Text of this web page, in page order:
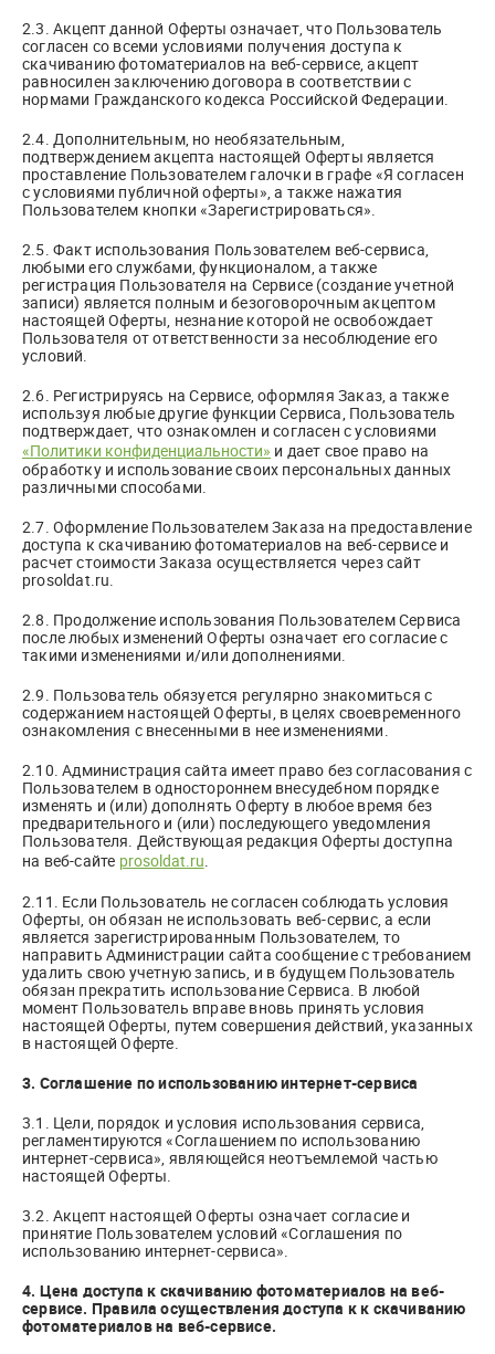
2.3. Акцепт данной Оферты означает, что Пользователь
согласен со всеми условиями получения доступа к
скачиванию фотоматериалов на веб-сервисе, акцепт
равносилен заключению договора в соответствии с
нормами Гражданского кодекса Российской Федерации.
2.4. Дополнительным, но необязательным,
подтверждением акцепта настоящей Оферты является
проставление Пользователем галочки в графе «Я согласен
с условиями публичной оферты», а также нажатия
Пользователем кнопки «Зарегистрироваться».
2.5. Факт использования Пользователем веб-сервиса,
любыми его службами, функционалом, а также
регистрация Пользователя на Сервисе (создание учетной
записи) является полным и безоговорочным акцептом
настоящей Оферты, незнание которой не освобождает
Пользователя от ответственности за несоблюдение его
условий.
2.6. Регистрируясь на Сервисе, оформляя Заказ, а также
используя любые другие функции Сервиса, Пользователь
подтверждает, что ознакомлен и согласен с условиями
«Политики конфиденциальности» и дает свое право на
обработку и использование своих персональных данных
различными способами.
2.7. Оформление Пользователем Заказа на предоставление
доступа к скачиванию фотоматериалов на веб-сервисе и
расчет стоимости Заказа осуществляется через сайт
prosoldat.ru.
2.8. Продолжение использования Пользователем Сервиса
после любых изменений Оферты означает его согласие с
такими изменениями и/или дополнениями.
2.9. Пользователь обязуется регулярно знакомиться с
содержанием настоящей Оферты, в целях своевременного
ознакомления с внесенными в нее изменениями.
2.10. Администрация сайта имеет право без согласования с
Пользователем в одностороннем внесудебном порядке
изменять и (или) дополнять Оферту в любое время без
предварительного и (или) последующего уведомления
Пользователя. Действующая редакция Оферты доступна
на веб-сайте prosoldat.ru.
2.11. Если Пользователь не согласен соблюдать условия
Оферты, он обязан не использовать веб-сервис, а если
является зарегистрированным Пользователем, то
направить Администрации сайта сообщение с требованием
удалить свою учетную запись, и в будущем Пользователь
обязан прекратить использование Сервиса. В любой
момент Пользователь вправе вновь принять условия
настоящей Оферты, путем совершения действий, указанных
в настоящей Оферте.
3. Соглашение по использованию интернет-сервиса
3.1. Цели, порядок и условия использования сервиса,
регламентируются «Соглашением по использованию
интернет-сервиса», являющейся неотъемлемой частью
настоящей Оферты.
3.2. Акцепт настоящей Оферты означает согласие и
принятие Пользователем условий «Соглашения по
использованию интернет-сервиса».
4. Цена доступа к скачиванию фотоматериалов на веб-
сервисе. Правила осуществления доступа к к скачиванию
фотоматериалов на веб-сервисе.